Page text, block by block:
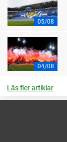
05/08
04/08
Läs fler artiklar